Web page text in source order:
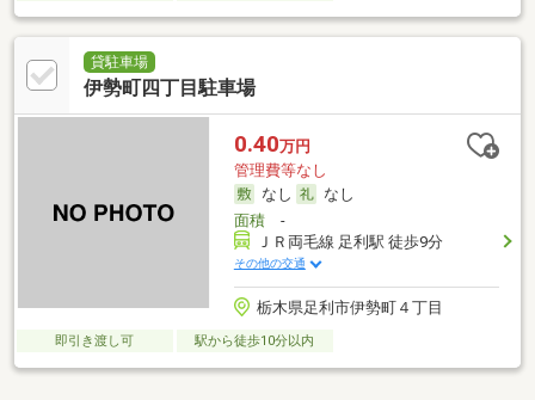
貸駐車場
伊勢町四丁目駐車場
0.40万円
管理費等なし
なし
なし
面積-
ＪＲ両毛線 足利駅 徒歩9分
その他の交通
栃木県足利市伊勢町４丁目
即引き渡し可 駅から徒歩10分以内